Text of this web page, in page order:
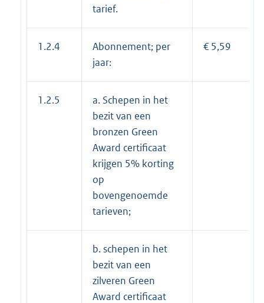
tarief.
1.2.4
Abonnement; per
jaar:
€ 5,59
1.2.5
a. Schepen in het
bezit van een
bronzen Green
Award certificaat
krijgen 5% korting
op
bovengenoemde
tarieven;
b. schepen in het
bezit van een
zilveren Green
Award certificaat